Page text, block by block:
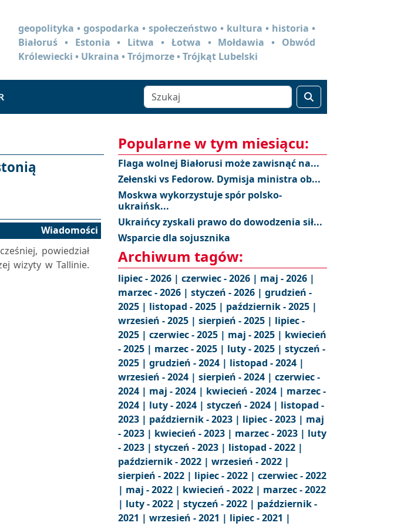
geopolityka • gospodarka • społeczeństwo • kultura • historia •
Białoruś • Estonia • Litwa • Łotwa • Mołdawia • Obwód
Królewiecki • Ukraina • Trójmorze • Trójkąt Lubelski
Wiadomości
powiedział
wizyty w Tallinie.
Popularne w tym miesiącu:
Flaga wolnej Białorusi może zawisnąć na...
Zełenski vs Fedorow. Dymisja ministra ob...
Moskwa wykorzystuje spór polsko-
ukraińsk...
Ukraińcy zyskali prawo do dowodzenia sił...
Wsparcie dla sojusznika
Archiwum tagów:
lipiec - 2026 | czerwiec - 2026 | maj - 2026 |
marzec - 2026 | styczeń - 2026 | grudzień -
2025 | listopad - 2025 | październik - 2025 |
wrzesień - 2025 | sierpień - 2025 | lipiec -
2025 | czerwiec - 2025 | maj - 2025 | kwiecień
- 2025 | marzec - 2025 | luty - 2025 | styczeń -
2025 | grudzień - 2024 | listopad - 2024 |
wrzesień - 2024 | sierpień - 2024 | czerwiec -
2024 | maj - 2024 | kwiecień - 2024 | marzec -
2024 | luty - 2024 | styczeń - 2024 | listopad -
2023 | październik - 2023 | lipiec - 2023 | maj
- 2023 | kwiecień - 2023 | marzec - 2023 | luty
- 2023 | styczeń - 2023 | listopad - 2022 |
październik - 2022 | wrzesień - 2022 |
sierpień - 2022 | lipiec - 2022 | czerwiec - 2022
| maj - 2022 | kwiecień - 2022 | marzec - 2022
| luty - 2022 | styczeń - 2022 | październik -
2021 | wrzesień - 2021 | lipiec - 2021 |